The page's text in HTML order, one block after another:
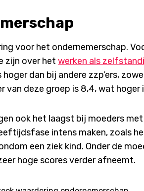
voor het ondernemerschap.
zijn over het werken als
dan bij andere zzp’ers,
deze groep is 8,4, wat hoger
ook het laagst bij moeders
intens maken, zoals
een ziek kind. Onder de
hoge scores verder afneemt.